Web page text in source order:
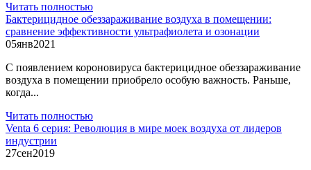
Читать полностью
Бактерицидное обеззараживание воздуха в помещении:
сравнение эффективности ультрафиолета и озонации
05янв2021
С появлением короновируса бактерицидное обеззараживание
воздуха в помещении приобрело особую важность. Раньше,
когда...
Читать полностью
Venta 6 серия: Революция в мире моек воздуха от лидеров
индустрии
27сен2019